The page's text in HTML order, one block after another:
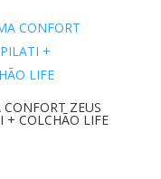
CONFORT ZEUS
+ COLCHÃO LIFE